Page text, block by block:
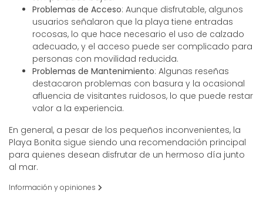
Problemas de Acceso: Aunque disfrutable, algunos
usuarios señalaron que la playa tiene entradas
rocosas, lo que hace necesario el uso de calzado
adecuado, y el acceso puede ser complicado para
personas con movilidad reducida.
Problemas de Mantenimiento: Algunas reseñas
destacaron problemas con basura y la ocasional
afluencia de visitantes ruidosos, lo que puede restar
valor a la experiencia.
En general, a pesar de los pequeños inconvenientes, la
Playa Bonita sigue siendo una recomendación principal
para quienes desean disfrutar de un hermoso día junto
al mar.
Información y opiniones